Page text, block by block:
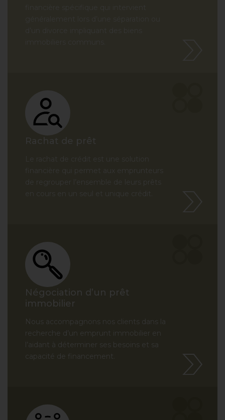
Négociation d’un prêt
immobilier
Nous accompagnons nos clients dans la
recherche d’un emprunt immobilier en
l’aidant à déterminer ses besoins et sa
capacité de financement.